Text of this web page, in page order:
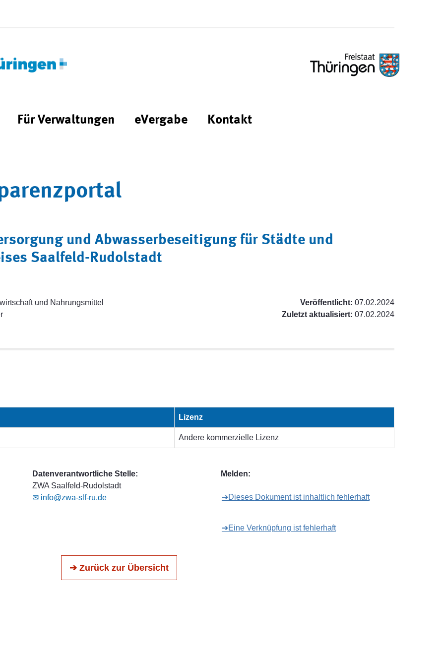
Für Verwaltungen eVergabe Kontakt
und Abwasserbeseitigung für Städte und
Saalfeld-Rudolstadt
und Nahrungsmittel
Veröffentlicht: 07.02.2024
Zuletzt aktualisiert: 07.02.2024
Lizenz
Andere kommerzielle Lizenz
Datenverantwortliche Stelle:
ZWA Saalfeld-Rudolstadt
✉ info@zwa-slf-ru.de
Melden:
➔Dieses Dokument ist inhaltlich fehlerhaft
➔Eine Verknüpfung ist fehlerhaft
➔ Zurück zur Übersicht